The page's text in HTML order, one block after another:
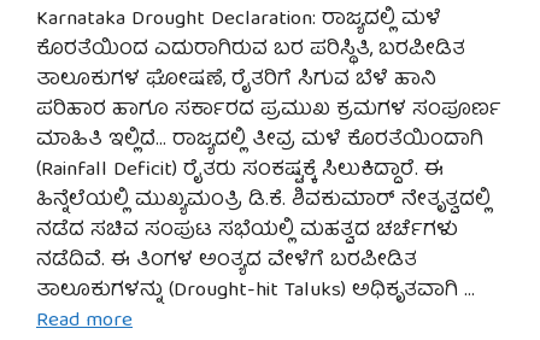
Karnataka Drought Declaration: ರಾಜ್ಯದಲ್ಲಿ ಮಳೆ
ಕೊರತೆಯಿಂದ ಎದುರಾಗಿರುವ ಬರ ಪರಿಸ್ಥಿತಿ, ಬರಪೀಡಿತ
ತಾಲೂಕುಗಳ ಘೋಷಣೆ, ರೈತರಿಗೆ ಸಿಗುವ ಬೆಳೆ ಹಾನಿ
ಪರಿಹಾರ ಹಾಗೂ ಸರ್ಕಾರದ ಪ್ರಮುಖ ಕ್ರಮಗಳ ಸಂಪೂರ್ಣ
ಮಾಹಿತಿ ಇಲ್ಲಿದೆ… ರಾಜ್ಯದಲ್ಲಿ ತೀವ್ರ ಮಳೆ ಕೊರತೆಯಿಂದಾಗಿ
(Rainfall Deficit) ರೈತರು ಸಂಕಷ್ಟಕ್ಕೆ ಸಿಲುಕಿದ್ದಾರೆ. ಈ
ಹಿನ್ನೆಲೆಯಲ್ಲಿ ಮುಖ್ಯಮಂತ್ರಿ ಡಿ.ಕೆ. ಶಿವಕುಮಾರ್ ನೇತೃತ್ವದಲ್ಲಿ
ನಡೆದ ಸಚಿವ ಸಂಪುಟ ಸಭೆಯಲ್ಲಿ ಮಹತ್ವದ ಚರ್ಚೆಗಳು
ನಡೆದಿವೆ. ಈ ತಿಂಗಳ ಅಂತ್ಯದ ವೇಳೆಗೆ ಬರಪೀಡಿತ
ತಾಲೂಕುಗಳನ್ನು (Drought-hit Taluks) ಅಧಿಕೃತವಾಗಿ …
Read more